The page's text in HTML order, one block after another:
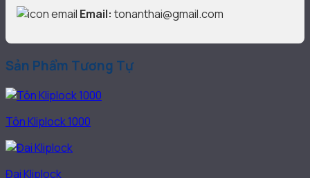
Email: tonanthai@gmail.com
Sản Phẩm Tương Tự
Tôn Kliplock 1000
Đai Kliplock